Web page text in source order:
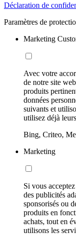
Déclaration de
Paramètres de
Marketing
Avec votre
de notre site
produits
données
suivants et
utilisez déjà
Bing, Criteo,
Marketing
Si vous
des publicités
sponsorisés ou
produits en
achats, tout en
utilisons les